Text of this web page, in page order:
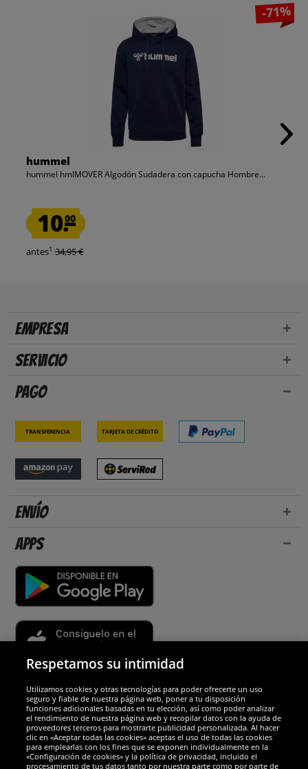
-71%
hummel
hummel hmlMOVER Algodón Sudadera con capucha Hombre...
10.00
antes1 34,95 €
Empresa
Servicio
Pago
Transferencia Tarjeta de crédito
Envío
Apps
Socios y seguridad
Galardones
Respetamos su intimidad
Utilizamos cookies y otras tecnologías para poder ofrecerte un uso
seguro y fiable de nuestra página web, poner a tu disposición
funciones adicionales basadas en tu elección, así como poder analizar
el rendimiento de nuestra página web y recopilar datos con la ayuda de
proveedores terceros para mostrarte publicidad personalizada. Al hacer
clic en «Aceptar todas las cookies» aceptas el uso de todas las cookies
para emplearlas con los fines que se exponen individualmente en la
«Configuración de cookies» y la política de privacidad, incluido el
procesamiento de tus datos tanto por nuestra parte como por parte de